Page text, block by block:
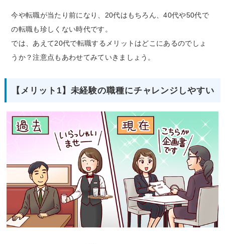
今や転職が当たり前になり、20代はもちろん、40代や50代で
の転職も珍しくない時代です。
では、あえて20代で転職するメリットはどこにあるのでしょ
うか？注意点もあわせてみていきましょう。
【メリット1】未経験の職種にチャレンジしやすい